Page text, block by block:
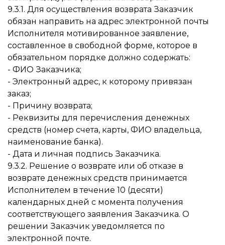
9.3.1. Для осуществления возврата Заказчик
обязан направить на адрес электронной почты
Исполнителя мотивированное заявление,
составленное в свободной форме, которое в
обязательном порядке должно содержать:
- ФИО Заказчика;
- Электронный адрес, к которому привязан
заказ;
- Причину возврата;
- Реквизиты для перечисления денежных
средств (номер счета, карты, ФИО владельца,
наименование банка).
- Дата и личная подпись Заказчика.
9.3.2. Решение о возврате или об отказе в
возврате денежных средств принимается
Исполнителем в течение 10 (десяти)
календарных дней с момента получения
соответствующего заявления Заказчика. О
решении Заказчик уведомляется по
электронной почте.